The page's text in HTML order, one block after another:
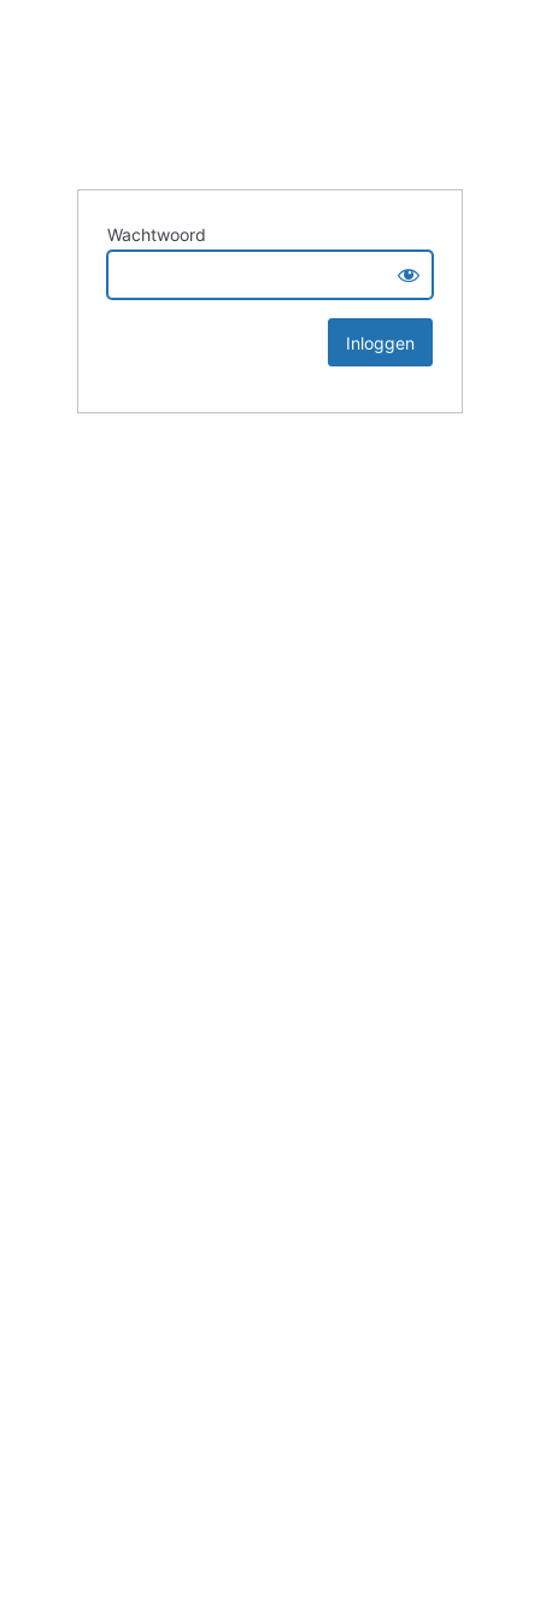
Wachtwoord